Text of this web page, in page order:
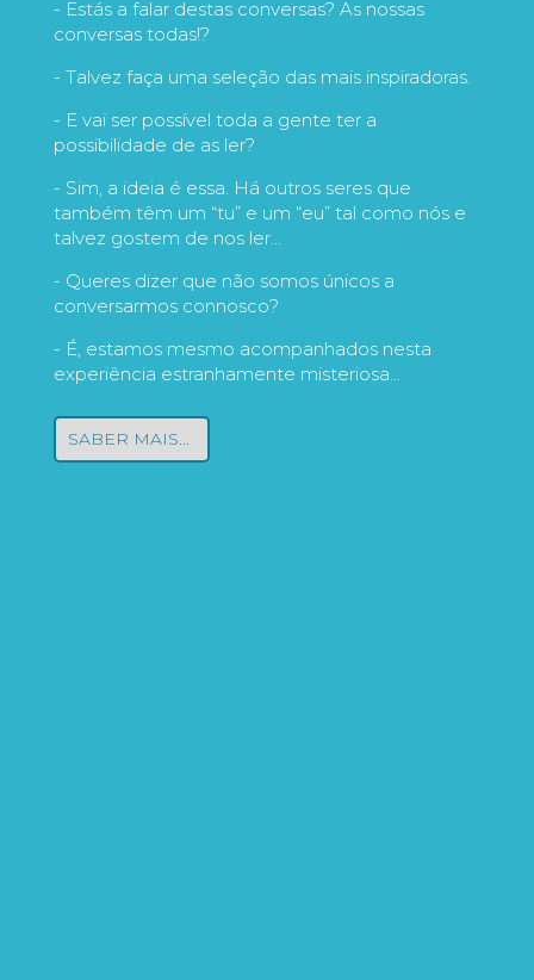
- Estás a falar destas conversas? As nossas
conversas todas!?
- Talvez faça uma seleção das mais inspiradoras.
- E vai ser possível toda a gente ter a
possibilidade de as ler?
- Sim, a ideia é essa. Há outros seres que
também têm um “tu” e um “eu” tal como nós e
talvez gostem de nos ler…
- Queres dizer que não somos únicos a
conversarmos connosco?
- É, estamos mesmo acompanhados nesta
experiência estranhamente misteriosa…
SABER MAIS...